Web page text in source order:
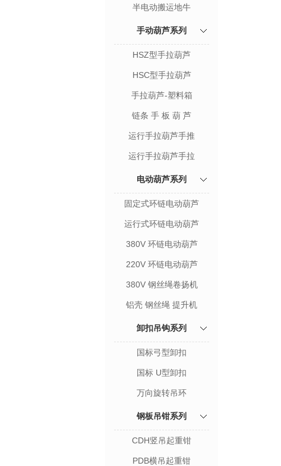
半电动搬运地牛
手动葫芦系列
HSZ型手拉葫芦
HSC型手拉葫芦
手拉葫芦-塑料箱
链条 手 板 葫 芦
运行手拉葫芦手推
运行手拉葫芦手拉
电动葫芦系列
固定式环链电动葫芦
运行式环链电动葫芦
380V 环链电动葫芦
220V 环链电动葫芦
380V 钢丝绳卷扬机
铝壳 钢丝绳 提升机
卸扣吊钩系列
国标弓型卸扣
国标 U型卸扣
万向旋转吊环
钢板吊钳系列
CDH竖吊起重钳
PDB横吊起重钳